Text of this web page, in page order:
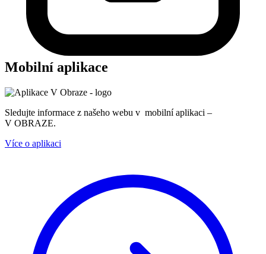
Mobilní aplikace
Sledujte informace z našeho webu v mobilní aplikaci –
V OBRAZE.
Více o aplikaci